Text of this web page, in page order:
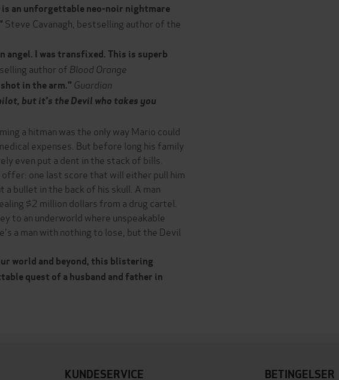
is an unforgettable neo-noir nightmare
Steve Cavanagh, bestselling author of the
angel. I was transfixed. This is superb
author of Blood Orange
in the arm." Guardian
but it's the Devil who takes you
a hitman was the only way Mario could
expenses. But before long his family
even put a dent in the stack of bills.
one last score that will either pull him
bullet in the back of his skull. A man
$2 million dollars from a drug cartel.
to an underworld where unspeakable
a man with nothing to lose, but the Devil
world and beyond, this blistering
quest of a husband and father in
KUNDESERVICE BETINGELSER